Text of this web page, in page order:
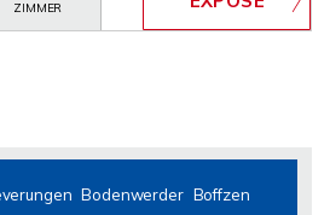
ZIMMER
Bodenwerder Boffzen